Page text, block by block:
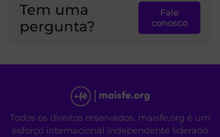
Tem uma
pergunta?
Fale
conosco
Todos os direitos reservados. maisfe.org é um
esforço internacional independente liderado